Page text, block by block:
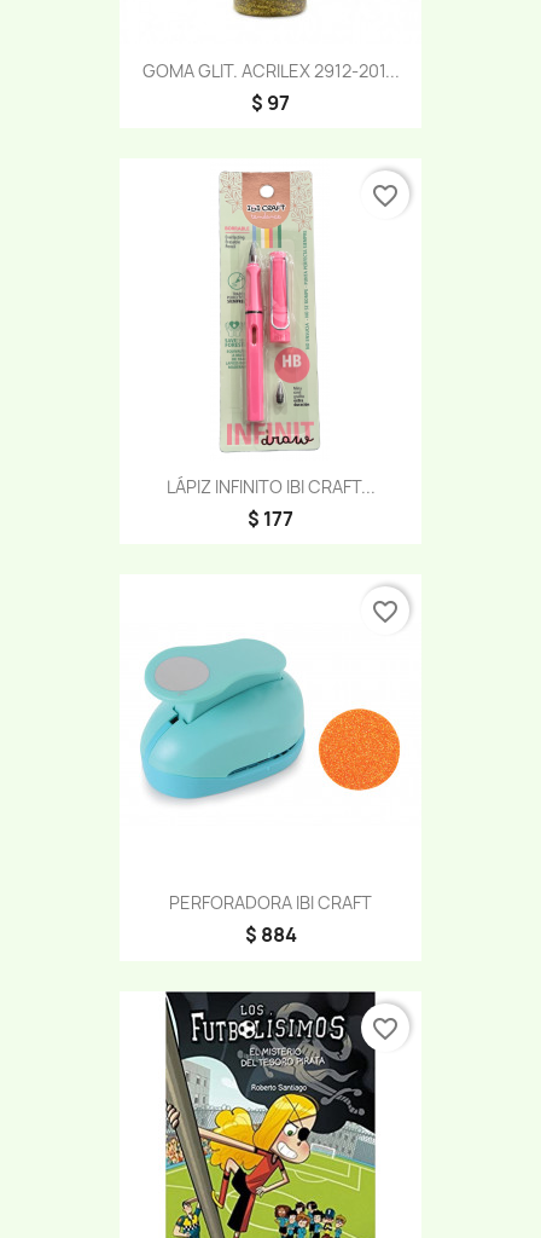
GOMA GLIT. ACRILEX 2912-201...
$ 97
LÁPIZ INFINITO IBI CRAFT...
$ 177
favorite_border
PERFORADORA IBI CRAFT
$ 884
favorite_border
favorite_border